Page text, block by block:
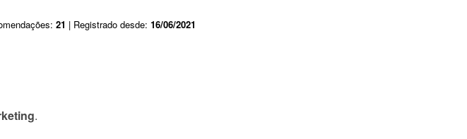
21 | Registrado desde: 16/06/2021
.